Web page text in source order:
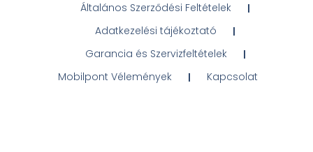
Általános Szerződési Feltételek
Adatkezelési tájékoztató
Garancia és Szervizfeltételek
Mobilpont Vélemények
Kapcsolat